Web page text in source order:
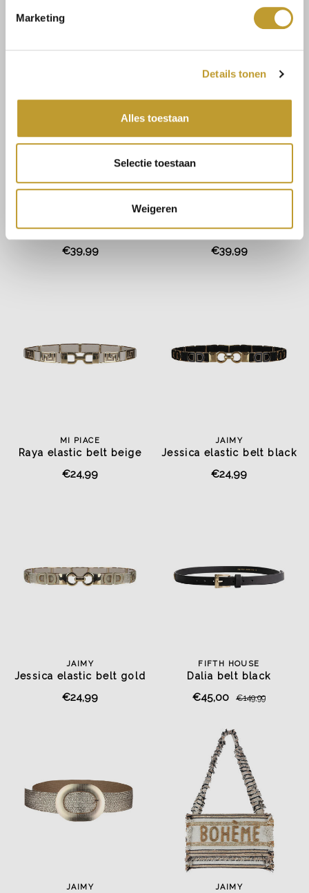
Marketing
Details tonen
Alles toestaan
Selectie toestaan
Weigeren
€19,99
Teddy detail shoulder bag
bordeaux
Teddy detail shoulder bag
taupe
€39,99
Teddy detail shoulder bag
creme
€39,99
MI PIACE
Raya elastic belt beige
€24,99
JAIMY
Jessica elastic belt black
€24,99
JAIMY
Jessica elastic belt gold
€24,99
FIFTH HOUSE
Dalia belt black
€45,00 €149,99
JAIMY JAIMY